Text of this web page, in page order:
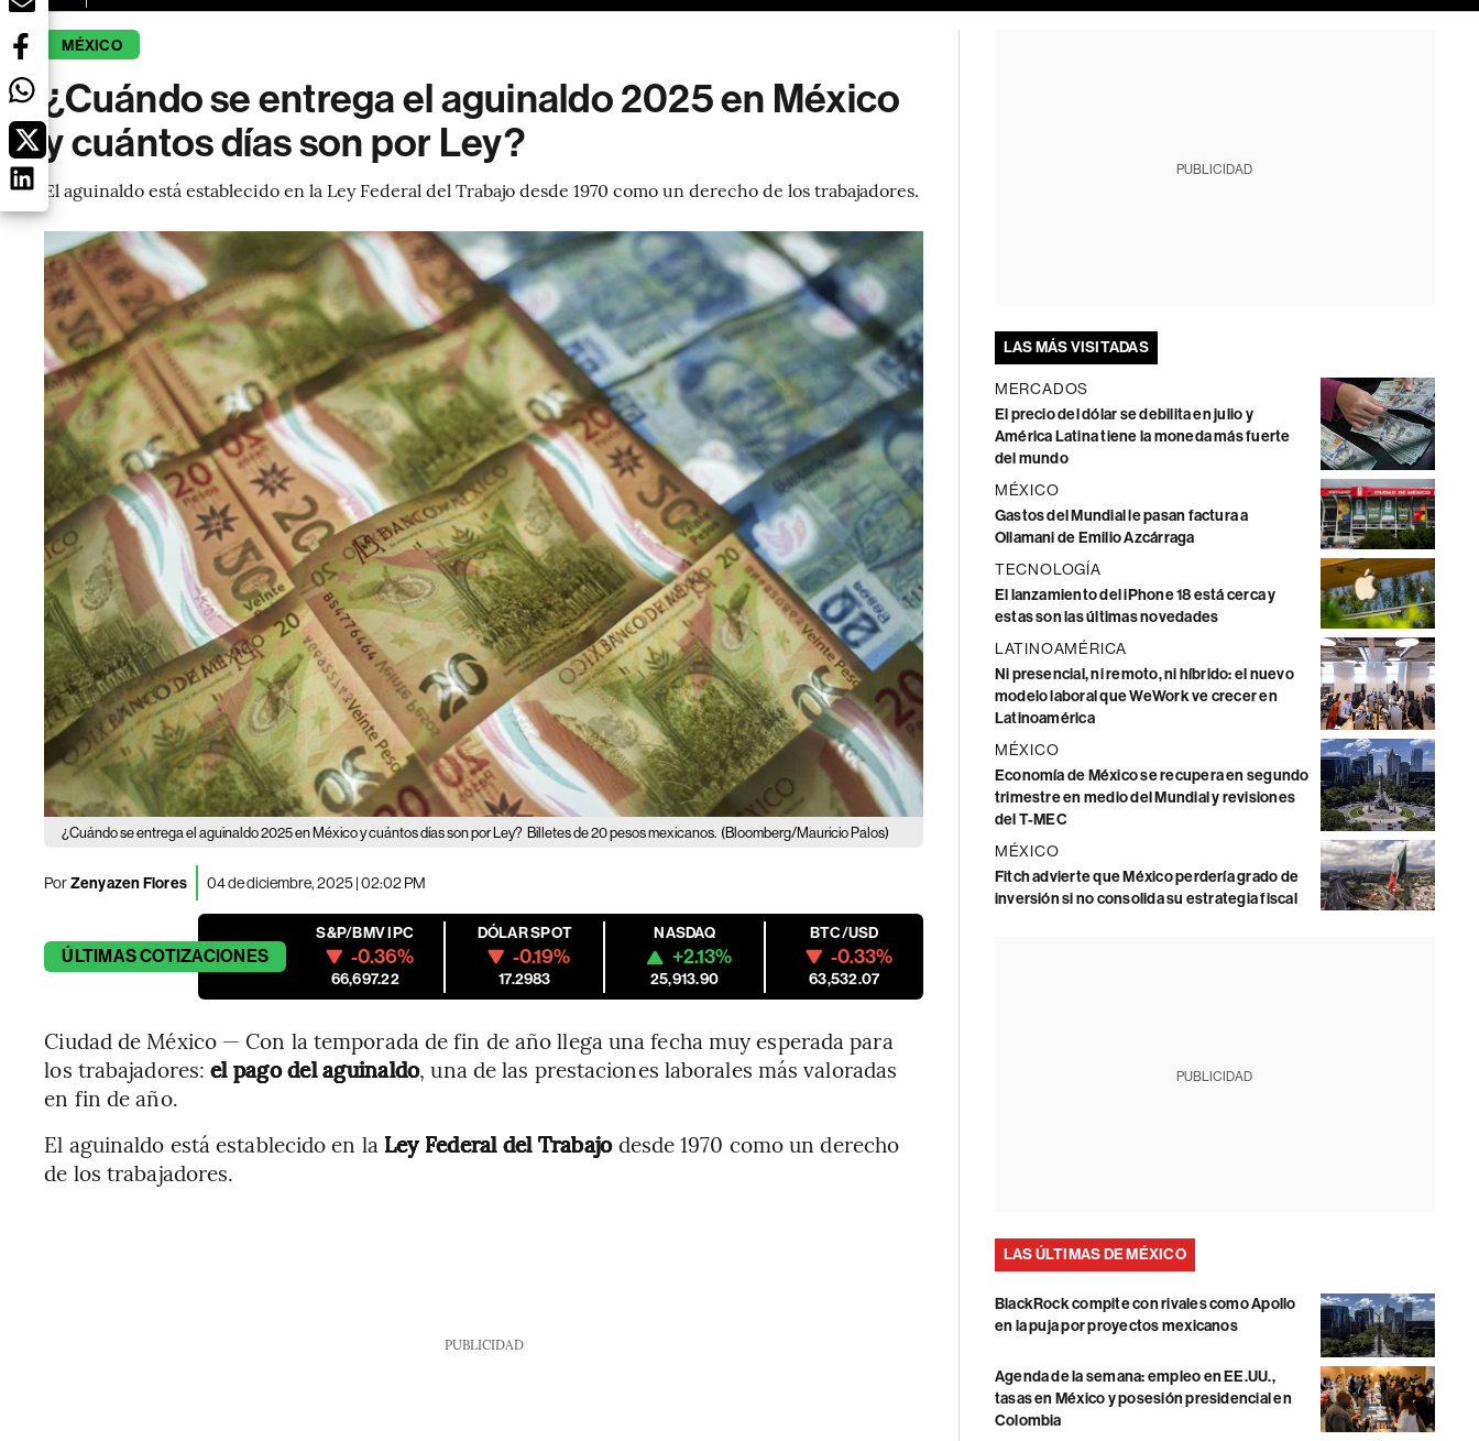
MÉXICO
¿Cuándo se entrega el aguinaldo 2025 en México
y cuántos días son por Ley?
El aguinaldo está establecido en la Ley Federal del Trabajo desde 1970 como un derecho de los trabajadores.
¿Cuándo se entrega el aguinaldo 2025 en México y cuántos días son por Ley? Billetes de 20 pesos mexicanos. (Bloomberg/Mauricio Palos)
PorZenyazen Flores 04 de diciembre, 2025 | 02:02 PM
ÚLTIMASCOTIZACIONES
S&P/BMV IPC
-0.36%
66,697.22
DÓLAR SPOT
-0.19%
17.2983
NASDAQ
+2.13%
25,913.90
BTC/USD
-0.33%
63,532.07
Ciudad de México — Con la temporada de fin de año llega una fecha muy esperada para
los trabajadores: el pago del aguinaldo, una de las prestaciones laborales más valoradas
en fin de año.
El aguinaldo está establecido en la Ley Federal del Trabajodesde 1970 como un derecho
de los trabajadores.
PUBLICIDAD
PUBLICIDAD
LAS MÁS VISITADAS
MERCADOS
El precio del dólar se debilita en julio y
América Latina tiene la moneda más fuerte
del mundo
MÉXICO
Gastos del Mundial le pasan factura a
Ollamani de Emilio Azcárraga
TECNOLOGÍA
El lanzamiento del iPhone 18 está cerca y
estas son las últimas novedades
LATINOAMÉRICA
Ni presencial, ni remoto, ni híbrido: el nuevo
modelo laboral que WeWork ve crecer en
Latinoamérica
MÉXICO
Economía de México se recupera en segundo
trimestre en medio del Mundial y revisiones
del T-MEC
MÉXICO
Fitch advierte que México perdería grado de
inversión si no consolida su estrategia fiscal
PUBLICIDAD
LAS ÚLTIMAS DE MÉXICO
BlackRock compite con rivales como Apollo
en la puja por proyectos mexicanos
Agenda de la semana: empleo en EE.UU.,
tasas en México y posesión presidencial en
Colombia